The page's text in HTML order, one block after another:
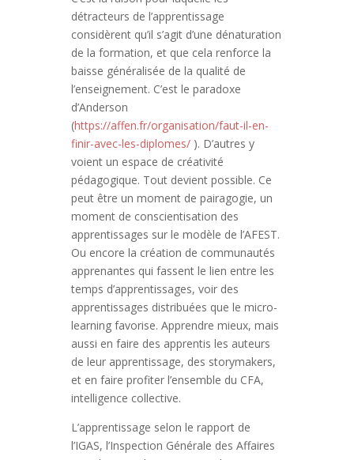
détracteurs de l’apprentissage
considèrent qu’il s’agit d’une dénaturation
de la formation, et que cela renforce la
baisse généralisée de la qualité de
l’enseignement. C’est le paradoxe
d’Anderson
(https://affen.fr/organisation/faut-il-en-
finir-avec-les-diplomes/). D’autres y
voient un espace de créativité
pédagogique. Tout devient possible. Ce
peut être un moment de pairagogie, un
moment de conscientisation des
apprentissages sur le modèle de l’AFEST.
Ou encore la création de communautés
apprenantes qui fassent le lien entre les
temps d’apprentissages, voir des
apprentissages distribuées que le micro-
learning favorise. Apprendre mieux, mais
aussi en faire des apprentis les auteurs
de leur apprentissage, des storymakers,
et en faire profiter l’ensemble du CFA,
intelligence collective.
L’apprentissage selon le rapport de
l’IGAS, l’Inspection Générale des Affaires